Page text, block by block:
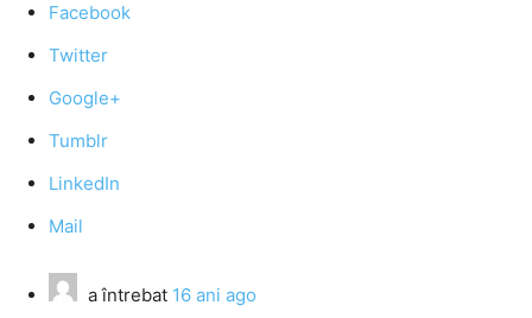
Facebook
Twitter
Google+
Tumblr
LinkedIn
Mail
a întrebat 16 ani ago